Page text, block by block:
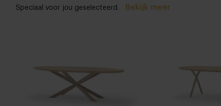
Speciaal voor jou geselecteerd. Bekijk meer